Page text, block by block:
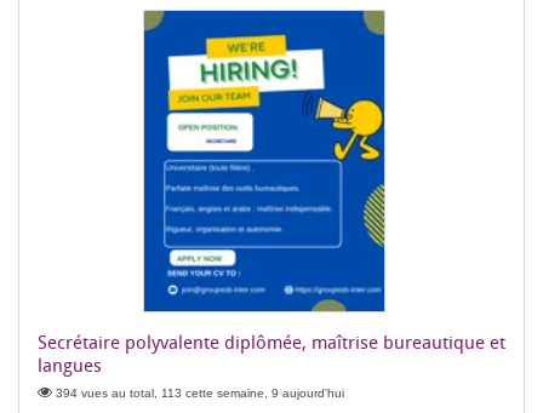
Secrétaire polyvalente diplômée, maîtrise bureautique et
langues
394 vues au total, 113 cette semaine, 9 aujourd'hui